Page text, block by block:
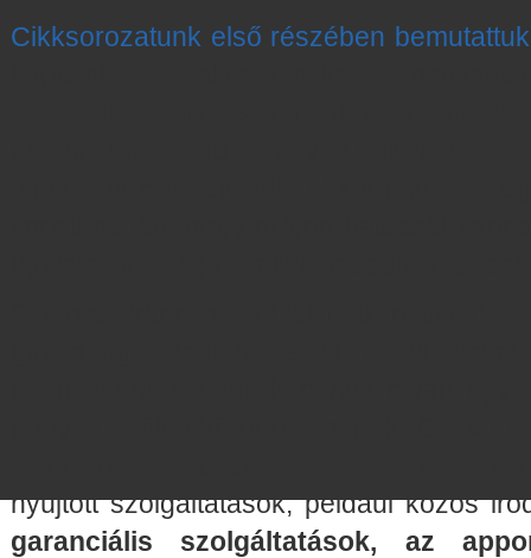
Cikksorozatunk első részében bemutattuk
nyújtott szolgáltatások, például közös
garanciális szolgáltatások, az